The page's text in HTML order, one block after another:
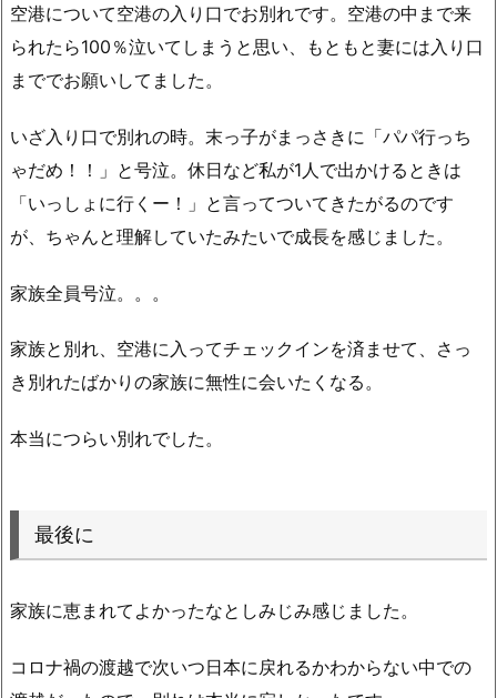
空港について空港の入り口でお別れです。空港の中まで来
られたら100％泣いてしまうと思い、もともと妻には入り口
まででお願いしてました。
いざ入り口で別れの時。末っ子がまっさきに「パパ行っち
ゃだめ！！」と号泣。休日など私が1人で出かけるときは
「いっしょに行くー！」と言ってついてきたがるのです
が、ちゃんと理解していたみたいで成長を感じました。
家族全員号泣。。。
家族と別れ、空港に入ってチェックインを済ませて、さっ
き別れたばかりの家族に無性に会いたくなる。
本当につらい別れでした。
最後に
家族に恵まれてよかったなとしみじみ感じました。
コロナ禍の渡越で次いつ日本に戻れるかわからない中での